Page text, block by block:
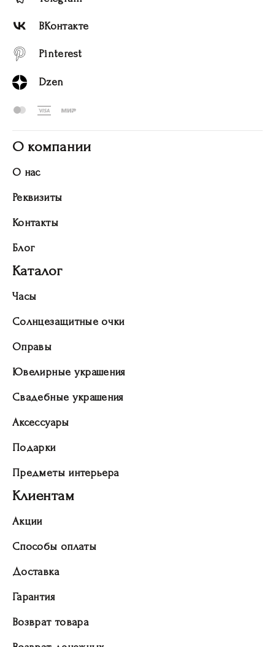
ВКонтакте
Pinterest
Dzen
О компании
О нас
Реквизиты
Контакты
Блог
Каталог
Часы
Солнцезащитные очки
Оправы
Ювелирные украшения
Свадебные украшения
Аксессуары
Подарки
Предметы интерьера
Клиентам
Акции
Способы оплаты
Доставка
Гарантия
Возврат товара